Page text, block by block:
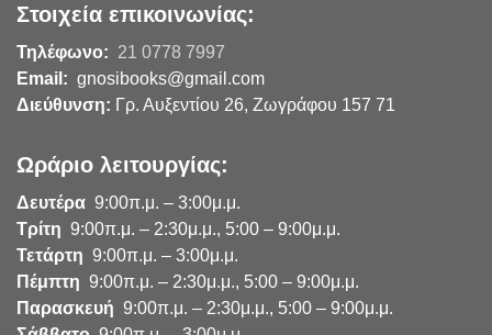
Στοιχεία επικοινωνίας:
Τηλέφωνο: 21 0778 7997
Email: gnosibooks@gmail.com
Διεύθυνση: Γρ. Αυξεντίου 26, Ζωγράφου 157 71
Ωράριο λειτουργίας:
Δευτέρα 9:00π.μ. – 3:00μ.μ.
Τρίτη 9:00π.μ. – 2:30μ.μ., 5:00 – 9:00μ.μ.
Τετάρτη 9:00π.μ. – 3:00μ.μ.
Πέμπτη 9:00π.μ. – 2:30μ.μ., 5:00 – 9:00μ.μ.
Παρασκευή 9:00π.μ. – 2:30μ.μ., 5:00 – 9:00μ.μ.